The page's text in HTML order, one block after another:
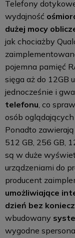
Telefony
wydajność
dużej mocy
jak chociażby
pojemna pamięć
sięga aż do 12GB
jednocześnie i
telefonu , co
osób
Ponadto
512 GB, 256 GB,
są w duże
urządzeniami do
producent
umożliwiające
dzień bez
wbudowany
wygodne